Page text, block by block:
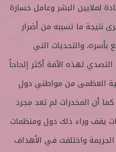
لملايين البشر وعامل خسارة
نتيجة ما تسببه من أضرار
والتحديات التي
لهذه الآفة أكثر إلحاحاً
العظمى من مواطني دول
أن المخدرات لم تعد مجرد
يقف وراء ذلك دول ومنظمات
واختلفت في الأهداف